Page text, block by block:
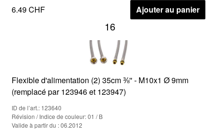
6.49 CHF Ajouter au panier
16
Flexible d'alimentation (2) 35cm ⅜'' - M10x1 Ø 9mm
(remplacé par 123946 et 123947)
ID de l’art.: 123640
Révision / Indice de couleur: 01 / B
Valide à partir du : 06.2012